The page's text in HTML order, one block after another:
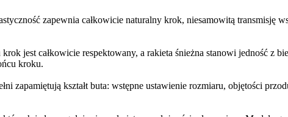
zapewnia całkowicie naturalny krok, niesamowitą transmisję
jest całkowicie respektowany, a rakieta śnieżna stanowi jedność z
kroku.
kształt buta: wstępne ustawienie rozmiaru, objętości